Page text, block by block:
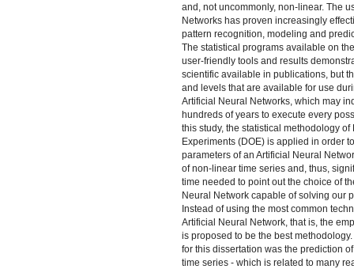
and, not uncommonly, non-linear. The
Networks has proven increasingly
pattern recognition, modeling and
The statistical programs available on
user-friendly tools and results
scientific available in publications, but
and levels that are available for use
Artificial Neural Networks, which may
hundreds of years to execute every
this study, the statistical methodology of
Experiments (DOE) is applied in order
parameters of an Artificial Neural
of non-linear time series and, thus,
time needed to point out the choice of
Neural Network capable of solving our
Instead of using the most common
Artificial Neural Network, that is, the
is proposed to be the best
for this dissertation was the prediction
time series - which is related to many